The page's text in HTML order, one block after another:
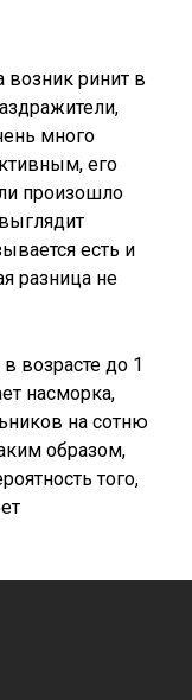
ринит в
много
его
произошло
есть и
разница не
возрасте до 1
насморка,
на сотню
образом,
того,